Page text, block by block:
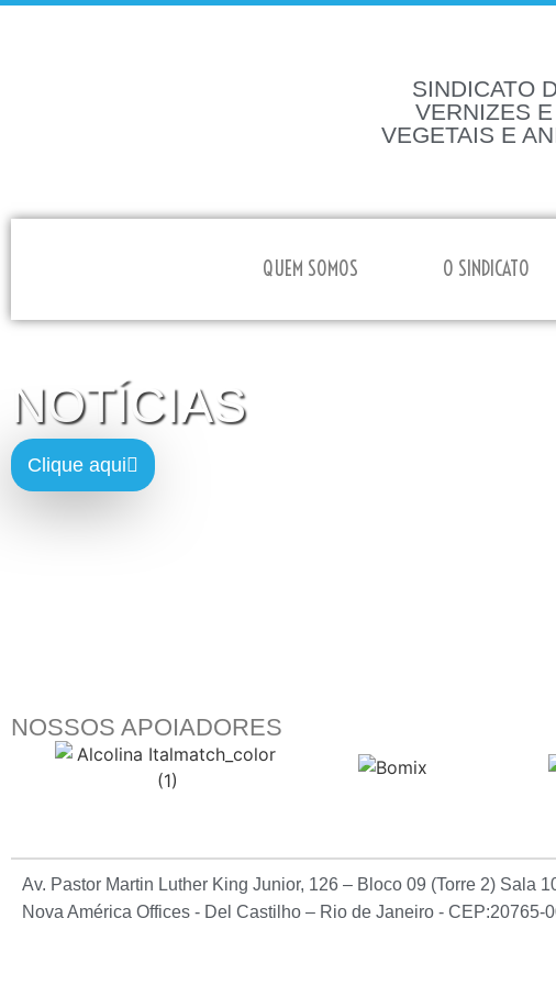
SINDICATO
VERNIZES
VEGETAIS E
QUEM SOMOS O SINDICATO
NOTÍCIAS
Clique aqui
NOSSOS APOIADORES
Av. Pastor Martin Luther King Junior, 126 – Bloco 09 (Torre 2) Sala
Nova América Offices - Del Castilho – Rio de Janeiro - CEP:20765-